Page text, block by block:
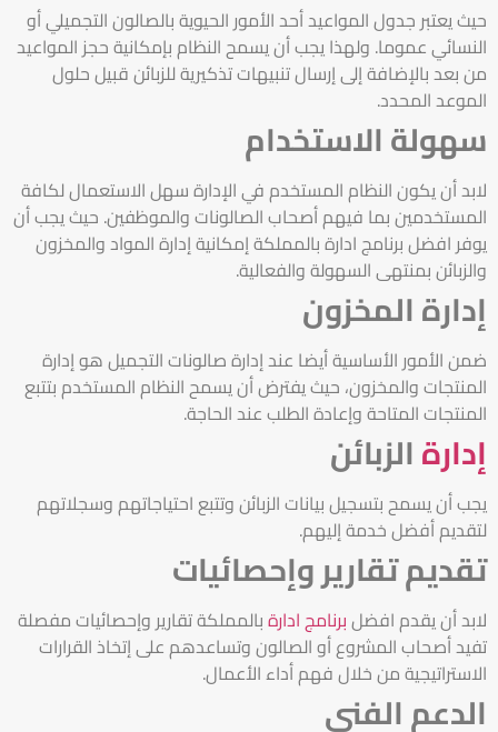
حيث يعتبر جدول المواعيد أحد الأمور الحيوية بالصالون التجميلي أو
النسائي عموما. ولهذا يجب أن يسمح النظام بإمكانية حجز المواعيد
من بعد بالإضافة إلى إرسال تنبيهات تذكيرية للزبائن قبيل حلول
الموعد المحدد.
سهولة الاستخدام
لابد أن يكون النظام المستخدم في الإدارة سهل الاستعمال لكافة
المستخدمين بما فيهم أصحاب الصالونات والموظفين. حيث يجب أن
يوفر افضل برنامج ادارة بالمملكة إمكانية إدارة المواد والمخزون
والزبائن بمنتهى السهولة والفعالية.
إدارة المخزون
ضمن الأمور الأساسية أيضا عند إدارة صالونات التجميل هو إدارة
المنتجات والمخزون، حيث يفترض أن يسمح النظام المستخدم بتتبع
المنتجات المتاحة وإعادة الطلب عند الحاجة.
إدارةالزبائن
يجب أن يسمح بتسجيل بيانات الزبائن وتتبع احتياجاتهم وسجلاتهم
لتقديم أفضل خدمة إليهم.
تقديم تقارير وإحصائيات
لابد أن يقدم افضلبرنامج ادارةبالمملكة تقارير وإحصائيات مفصلة
تفيد أصحاب المشروع أو الصالون وتساعدهم على إتخاذ القرارات
الاستراتيجية من خلال فهم أداء الأعمال.
الدعم الفني